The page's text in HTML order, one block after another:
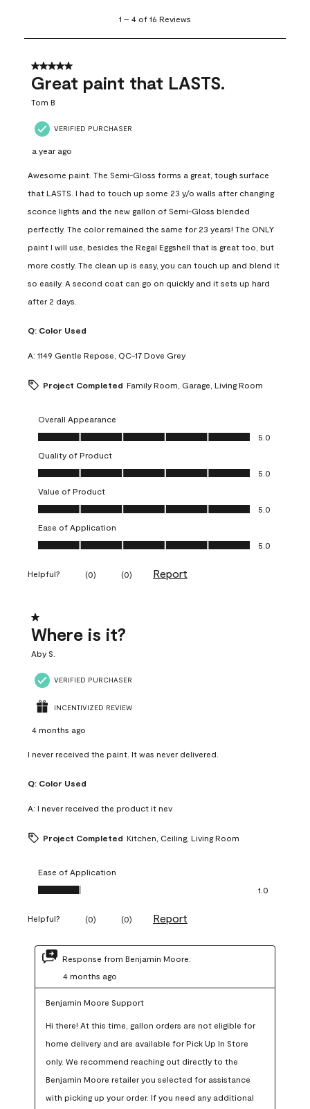
4
16
Reviews
1 – 4 of 16 Reviews
5 out of 5 stars.
Great paint that LASTS.
Tom B
VERIFIED PURCHASER
a year ago
Awesome paint. The Semi-Gloss forms a great, tough surface
that LASTS. I had to touch up some 23 y/o walls after changing
sconce lights and the new gallon of Semi-Gloss blended
perfectly. The color remained the same for 23 years! The ONLY
paint I will use, besides the Regal Eggshell that is great too, but
more costly. The clean up is easy, you can touch up and blend it
so easily. A second coat can go on quickly and it sets up hard
after 2 days.
Q: Color Used
A: 1149 Gentle Repose, QC-17 Dove Grey
Project Completed Family Room, Garage, Living Room
Overall Appearance
Overall Appearance, 5.0 out of 5
5.0
Quality of Product
Quality of Product, 5.0 out of 5
5.0
Value of Product
Value of Product, 5.0 out of 5
5.0
Ease of Application
Ease of Application, 5.0 out of 5
5.0
Helpful? (0) (0) Report
1 out of 5 stars.
Where is it?
Aby S.
VERIFIED PURCHASER
INCENTIVIZED REVIEW
4 months ago
I never received the paint. It was never delivered.
Q: Color Used
A: I never received the product it nev
Project Completed Kitchen, Ceiling, Living Room
Ease of Application
Ease of Application, 1.0 out of 5
1.0
Helpful? (0) (0) Report
Response from Benjamin Moore:
4 months ago
Benjamin Moore Support
Hi there! At this time, gallon orders are not eligible for
home delivery and are available for Pick Up In Store
only. We recommend reaching out directly to the
Benjamin Moore retailer you selected for assistance
with picking up your order. If you need any additional